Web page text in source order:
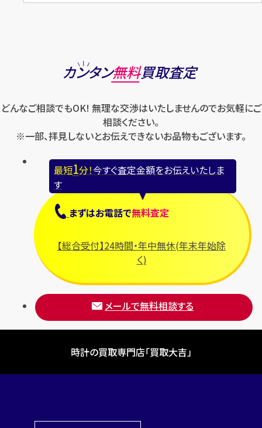
カンタン無料買取査定
どんなご相談でもOK! 無理な交渉はいたしませんのでお気軽にご
相談ください。
※一部、拝見しないとお伝えできないお品物もございます。
最短1分！今すぐ査定金額をお伝えいたしま
す
まずはお電話で無料査定
【総合受付】24時間・年中無休(年末年始除
く)
メールで無料相談する
時計の買取専門店「買取大吉」